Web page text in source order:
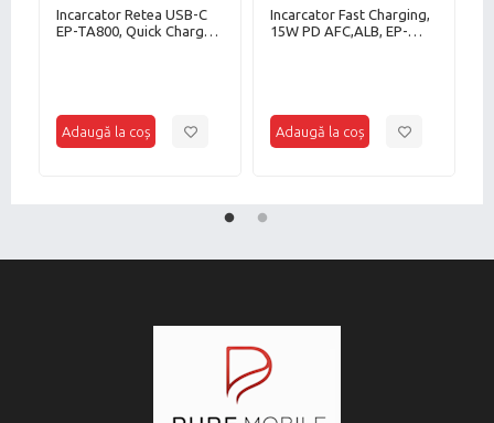
Incarcator Retea USB-C
EP-TA800, Quick Charge,
Incarcator Fast Charging,
15W PD AFC,ALB, EP-